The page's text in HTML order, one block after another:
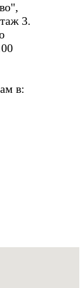
3.
в: